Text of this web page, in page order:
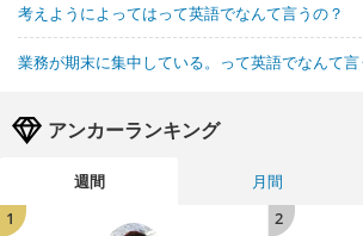
考えようによってはって英語でなんて言うの？
業務が期末に集中している。って英語でなんて言
アンカーランキング
週間 月間
1
2